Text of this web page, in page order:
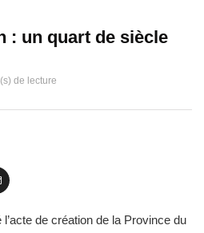
: un quart de siècle
de lecture
de création de la Province du